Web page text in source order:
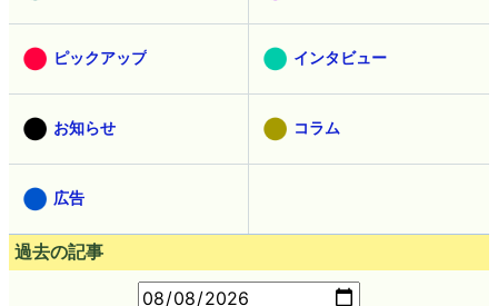
ピックアップ インタビュー
お知らせ コラム
広告
過去の記事